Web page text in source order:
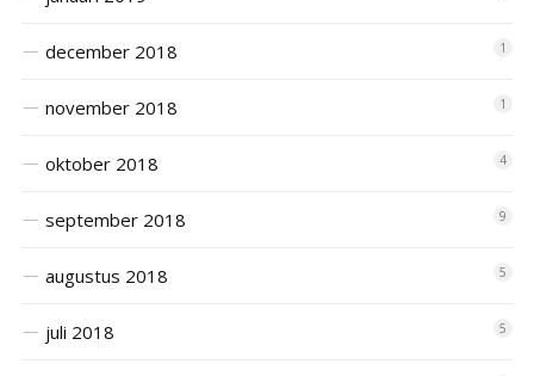
december 2018 1
november 2018 1
oktober 2018 4
september 2018 9
augustus 2018 5
juli 2018 5